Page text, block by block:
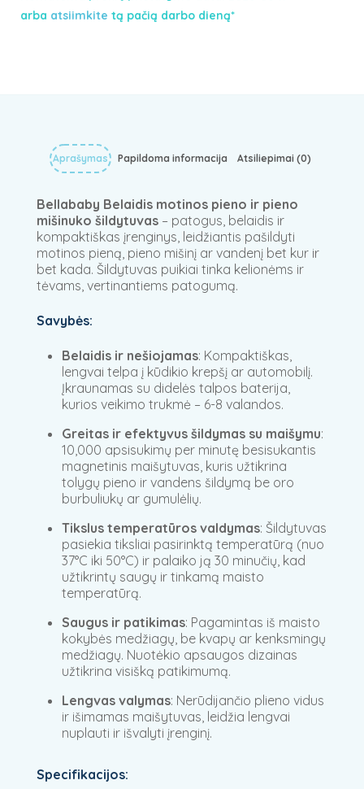
arba atsiimkite tą pačią darbo dieną*
Aprašymas Papildoma informacija Atsiliepimai (0)
Bellababy Belaidis motinos pieno ir pieno
mišinuko šildytuvas – patogus, belaidis ir
kompaktiškas įrenginys, leidžiantis pašildyti
motinos pieną, pieno mišinį ar vandenį bet kur ir
bet kada. Šildytuvas puikiai tinka kelionėms ir
tėvams, vertinantiems patogumą.
Savybės:
Belaidis ir nešiojamas: Kompaktiškas,
lengvai telpa į kūdikio krepšį ar automobilį.
Įkraunamas su didelės talpos baterija,
kurios veikimo trukmė – 6-8 valandos.
Greitas ir efektyvus šildymas su maišymu:
10,000 apsisukimų per minutę besisukantis
magnetinis maišytuvas, kuris užtikrina
tolygų pieno ir vandens šildymą be oro
burbuliukų ar gumulėlių.
Tikslus temperatūros valdymas: Šildytuvas
pasiekia tiksliai pasirinktą temperatūrą (nuo
37°C iki 50°C) ir palaiko ją 30 minučių, kad
užtikrintų saugų ir tinkamą maisto
temperatūrą.
Saugus ir patikimas: Pagamintas iš maisto
kokybės medžiagų, be kvapų ar kenksmingų
medžiagų. Nuotėkio apsaugos dizainas
užtikrina visišką patikimumą.
Lengvas valymas: Nerūdijančio plieno vidus
ir išimamas maišytuvas, leidžia lengvai
nuplauti ir išvalyti įrenginį.
Specifikacijos: